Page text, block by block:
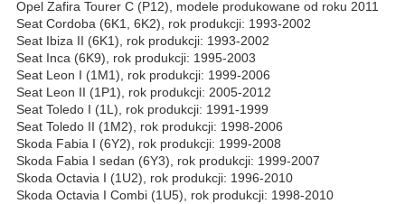
Opel Zafira Tourer C (P12), modele produkowane od roku 2011
Seat Cordoba (6K1, 6K2), rok produkcji: 1993-2002
Seat Ibiza II (6K1), rok produkcji: 1993-2002
Seat Inca (6K9), rok produkcji: 1995-2003
Seat Leon I (1M1), rok produkcji: 1999-2006
Seat Leon II (1P1), rok produkcji: 2005-2012
Seat Toledo I (1L), rok produkcji: 1991-1999
Seat Toledo II (1M2), rok produkcji: 1998-2006
Skoda Fabia I (6Y2), rok produkcji: 1999-2008
Skoda Fabia I sedan (6Y3), rok produkcji: 1999-2007
Skoda Octavia I (1U2), rok produkcji: 1996-2010
Skoda Octavia I Combi (1U5), rok produkcji: 1998-2010